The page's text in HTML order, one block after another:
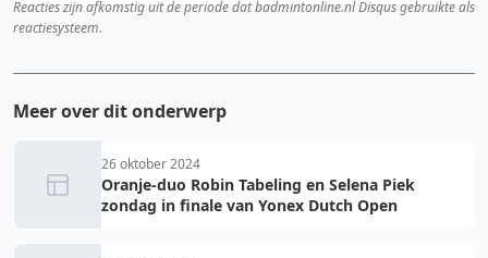
Reacties zijn afkomstig uit de periode dat badmintonline.nl Disqus gebruikte als
reactiesysteem.
Meer over dit onderwerp
26 oktober 2024
Oranje-duo Robin Tabeling en Selena Piek
zondag in finale van Yonex Dutch Open